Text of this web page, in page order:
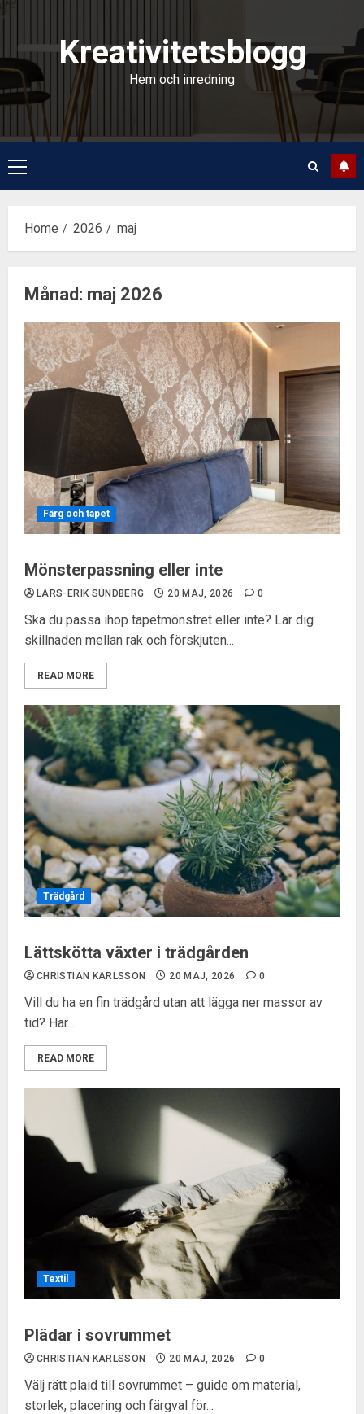
Skip
content
Kreativitetsblogg
Hem och inredning
Primary
Menu
Home 2026 maj
Månad: maj 2026
Färg och tapet
Mönsterpassning eller inte
LARS-ERIK SUNDBERG 20 MAJ, 2026 0
Ska du passa ihop tapetmönstret eller inte? Lär dig
skillnaden mellan rak och förskjuten...
READ MORE
Trädgård
Lättskötta växter i trädgården
CHRISTIAN KARLSSON 20 MAJ, 2026 0
Vill du ha en fin trädgård utan att lägga ner massor av
tid? Här...
READ MORE
Textil
Plädar i sovrummet
CHRISTIAN KARLSSON 20 MAJ, 2026 0
Välj rätt plaid till sovrummet – guide om material,
storlek, placering och färgval för...